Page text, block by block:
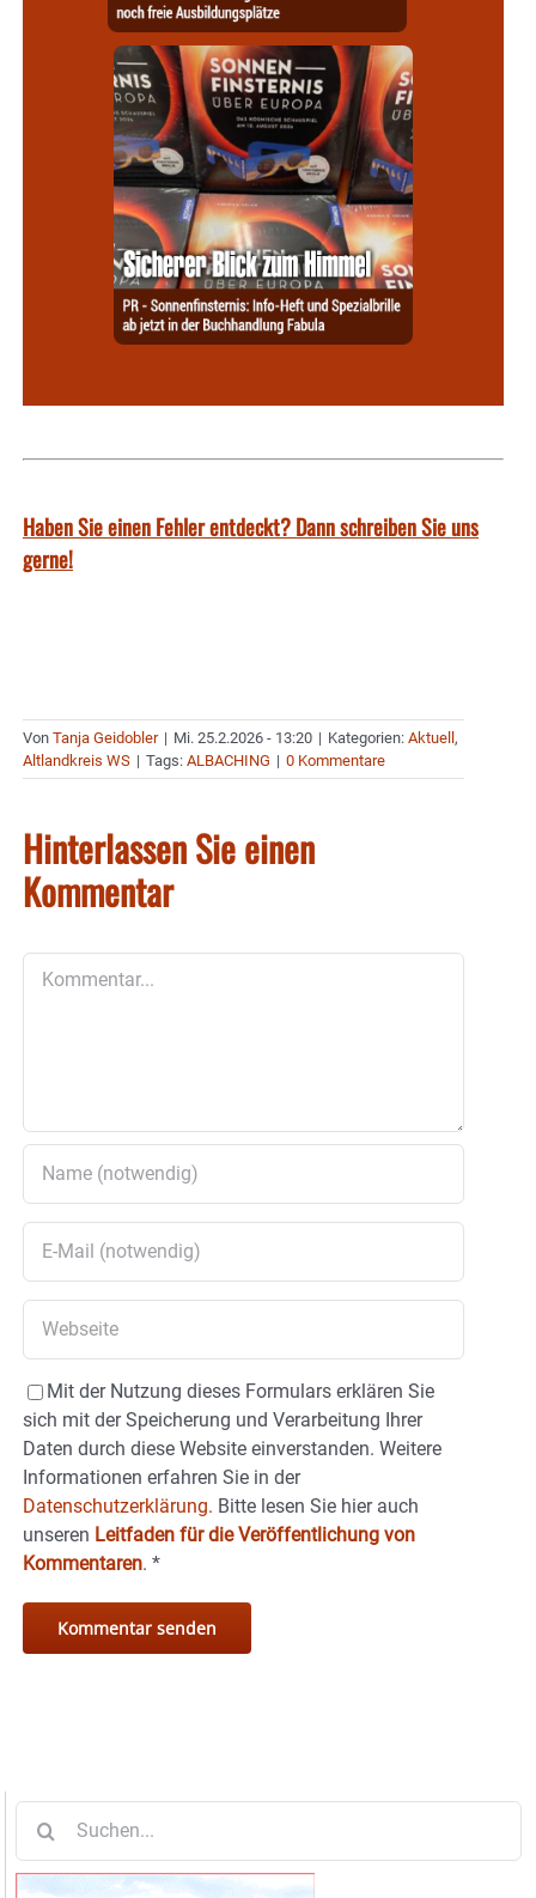
Haben Sie einen Fehler entdeckt? Dann schreiben Sie uns
gerne!
Von Tanja Geidobler | Mi. 25.2.2026 - 13:20 | Kategorien: Aktuell ,
Altlandkreis WS | Tags: ALBACHING | 0 Kommentare
Hinterlassen Sie einen
Kommentar
Mit der Nutzung dieses Formulars erklären Sie
sich mit der Speicherung und Verarbeitung Ihrer
Daten durch diese Website einverstanden. Weitere
Informationen erfahren Sie in der
Datenschutzerklärung. Bitte lesen Sie hier auch
unseren Leitfaden für die Veröffentlichung von
Kommentaren. *
nach: